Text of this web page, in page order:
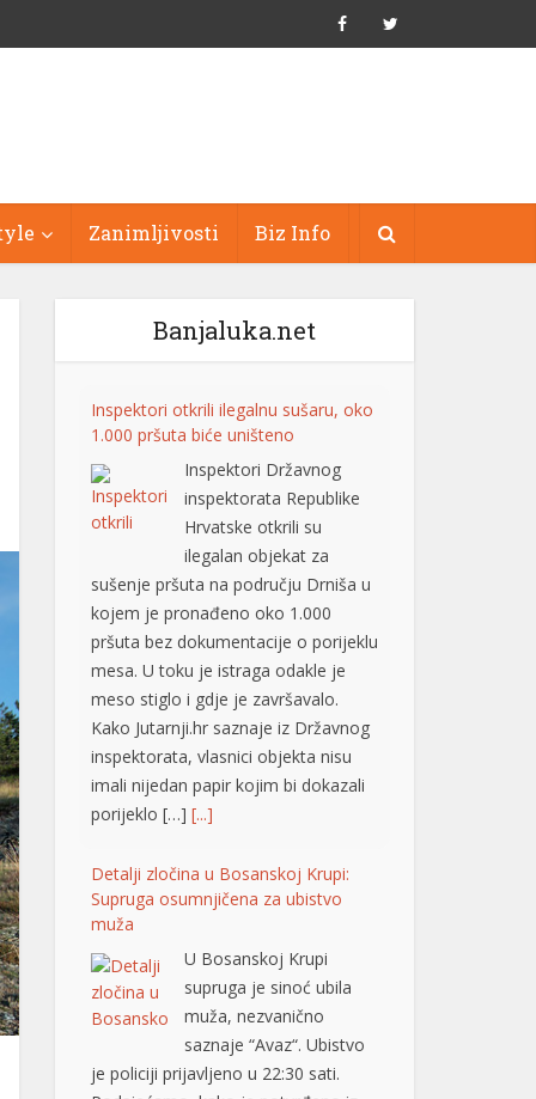
Zanimljivosti Biz Info
Banjaluka.net
Inspektori otkrili ilegalnu sušaru, oko
1.000 pršuta biće uništeno
Inspektori Državnog
inspektorata Republike
Hrvatske otkrili su
ilegalan objekat za
sušenje pršuta na području Drniša u
kojem je pronađeno oko 1.000
pršuta bez dokumentacije o porijeklu
mesa. U toku je istraga odakle je
meso stiglo i gdje je završavalo.
Kako Jutarnji.hr saznaje iz Državnog
inspektorata, vlasnici objekta nisu
imali nijedan papir kojim bi dokazali
porijeklo […] [...]
Detalji zločina u Bosanskoj Krupi:
Supruga osumnjičena za ubistvo
muža
U Bosanskoj Krupi
supruga je sinoć ubila
muža, nezvanično
saznaje “Avaz“. Ubistvo
je policiji prijavljeno u 22:30 sati.